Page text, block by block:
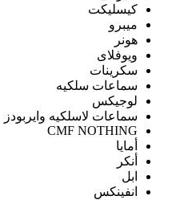
كيسليكت
ميبرو
هونر
ويوفلاى
سكرينات
سماعات سلكيه
لوجيكس
سماعات لاسلكيه وايربودز
CMF NOTHING
أمايا
أنكر
ابل
انفينكس